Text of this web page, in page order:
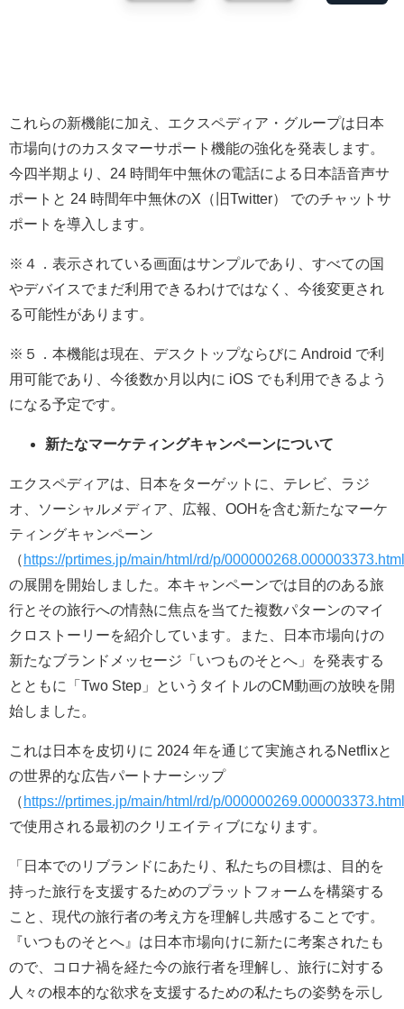
これらの新機能に加え、エクスペディア・グループは日本
市場向けのカスタマーサポート機能の強化を発表します。
今四半期より、24 時間年中無休の電話による日本語音声サ
ポートと 24 時間年中無休のX（旧Twitter） でのチャットサ
ポートを導入します。
※４．表示されている画面はサンプルであり、すべての国
やデバイスでまだ利用できるわけではなく、今後変更され
る可能性があります。
※５．本機能は現在、デスクトップならびに Android で利
用可能であり、今後数か月以内に iOS でも利用できるよう
になる予定です。
新たなマーケティングキャンペーンについて
エクスペディアは、日本をターゲットに、テレビ、ラジ
オ、ソーシャルメディア、広報、OOHを含む新たなマーケ
ティングキャンペーン
（ https://prtimes.jp/main/html/rd/p/000000268.000003373.html
の展開を開始しました。本キャンペーンでは目的のある旅
行とその旅行への情熱に焦点を当てた複数パターンのマイ
クロストーリーを紹介しています。また、日本市場向けの
新たなブランドメッセージ「いつものそとへ」を発表する
とともに「Two Step」というタイトルのCM動画の放映を開
始しました。
これは日本を皮切りに 2024 年を通じて実施されるNetflixと
の世界的な広告パートナーシップ
（ https://prtimes.jp/main/html/rd/p/000000269.000003373.html
で使用される最初のクリエイティブになります。
「日本でのリブランドにあたり、私たちの目標は、目的を
持った旅行を支援するためのプラットフォームを構築する
こと、現代の旅行者の考え方を理解し共感することです。
『いつものそとへ』は日本市場向けに新たに考案されたも
ので、コロナ禍を経た今の旅行者を理解し、旅行に対する
人々の根本的な欲求を支援するための私たちの姿勢を示し